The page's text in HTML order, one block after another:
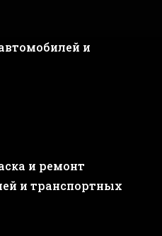
и
и ремонт
и транспортных